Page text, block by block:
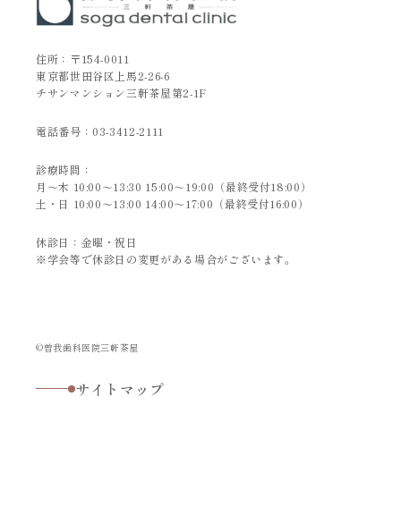
住所：〒154-0011
東京都世田谷区上馬2-26-6
チサンマンション三軒茶屋第2-1F
電話番号： 03-3412-2111
診療時間：
月～木 10:00～13:30 15:00～19:00（最終受付18:00）
土・日 10:00～13:00 14:00～17:00（最終受付16:00）
休診日：金曜・祝日
※学会等で休診日の変更がある場合がございます。
©曽我歯科医院三軒茶屋
サイトマップ